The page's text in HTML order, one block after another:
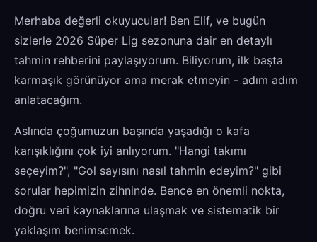
Merhaba değerli okuyucular! Ben Elif, ve bugün
sizlerle 2026 Süper Lig sezonuna dair en detaylı
tahmin rehberini paylaşıyorum. Biliyorum, ilk başta
karmaşık görünüyor ama merak etmeyin - adım adım
anlatacağım.
Aslında çoğumuzun başında yaşadığı o kafa
karışıklığını çok iyi anlıyorum. "Hangi takımı
seçeyim?", "Gol sayısını nasıl tahmin edeyim?" gibi
sorular hepimizin zihninde. Bence en önemli nokta,
doğru veri kaynaklarına ulaşmak ve sistematik bir
yaklaşım benimsemek.